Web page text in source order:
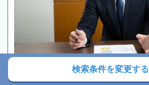
検索条件を変更する